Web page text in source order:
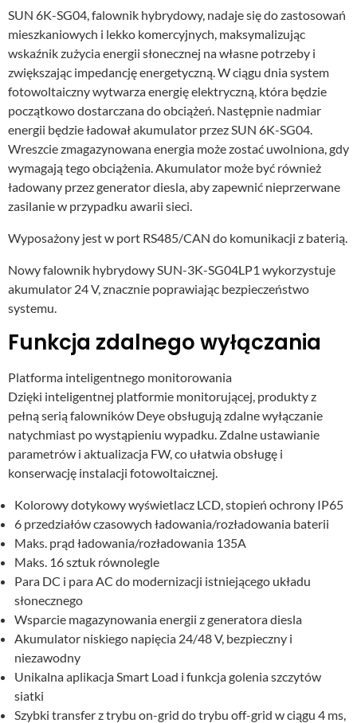
SUN 6K-SG04, falownik hybrydowy, nadaje się do zastosowań
mieszkaniowych i lekko komercyjnych, maksymalizując
wskaźnik zużycia energii słonecznej na własne potrzeby i
zwiększając impedancję energetyczną. W ciągu dnia system
fotowoltaiczny wytwarza energię elektryczną, która będzie
początkowo dostarczana do obciążeń. Następnie nadmiar
energii będzie ładował akumulator przez SUN 6K-SG04.
Wreszcie zmagazynowana energia może zostać uwolniona, gdy
wymagają tego obciążenia. Akumulator może być również
ładowany przez generator diesla, aby zapewnić nieprzerwane
zasilanie w przypadku awarii sieci.
Wyposażony jest w port RS485/CAN do komunikacji z baterią.
Nowy falownik hybrydowy SUN-3K-SG04LP1 wykorzystuje
akumulator 24 V, znacznie poprawiając bezpieczeństwo
systemu.
Funkcja zdalnego wyłączania
Platforma inteligentnego monitorowania
Dzięki inteligentnej platformie monitorującej, produkty z
pełną serią falowników Deye obsługują zdalne wyłączanie
natychmiast po wystąpieniu wypadku. Zdalne ustawianie
parametrów i aktualizacja FW, co ułatwia obsługę i
konserwację instalacji fotowoltaicznej.
Kolorowy dotykowy wyświetlacz LCD, stopień ochrony IP65
6 przedziałów czasowych ładowania/rozładowania baterii
Maks. prąd ładowania/rozładowania 135A
Maks. 16 sztuk równolegle
Para DC i para AC do modernizacji istniejącego układu
słonecznego
Wsparcie magazynowania energii z generatora diesla
Akumulator niskiego napięcia 24/48 V, bezpieczny i
niezawodny
Unikalna aplikacja Smart Load i funkcja golenia szczytów
siatki
Szybki transfer z trybu on-grid do trybu off-grid w ciągu 4 ms,